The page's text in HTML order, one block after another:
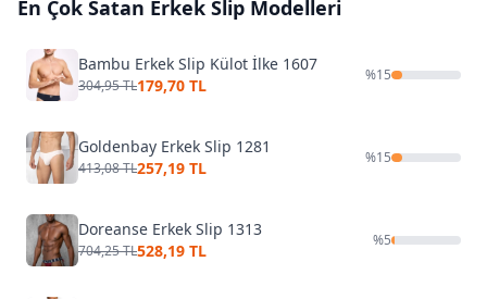
En Çok Satan Erkek Slip Modelleri
Bambu Erkek Slip Külot İlke 1607
304,95 TL179,70 TL
%15
Goldenbay Erkek Slip 1281
413,08 TL257,19 TL
%15
Doreanse Erkek Slip 1313
704,25 TL528,19 TL
%5